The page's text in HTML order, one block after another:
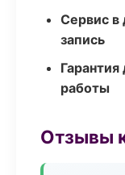
Сервис в
запись
работы
Отзывы